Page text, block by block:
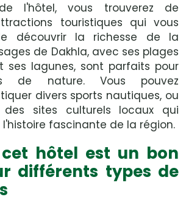
l'hôtel, vous trouverez de
touristiques qui vous
découvrir la richesse de la
de Dakhla, avec ses plages
ses lagunes, sont parfaits pour
de nature. Vous pouvez
divers sports nautiques, ou
des sites culturels locaux qui
fascinante de la région.
hôtel est un bon
différents types de